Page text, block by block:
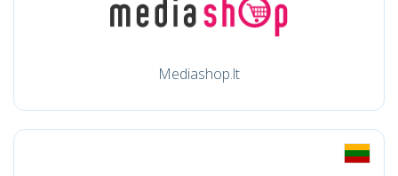
Mediashop.lt